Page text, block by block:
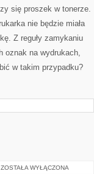
TONERsię proszek w tonerze.
nie będzie miała
Z reguły zamykaniu
oznak na wydrukach,
w takim przypadku?
ŻEBY
ZOSTAŁA WYŁĄCZONA